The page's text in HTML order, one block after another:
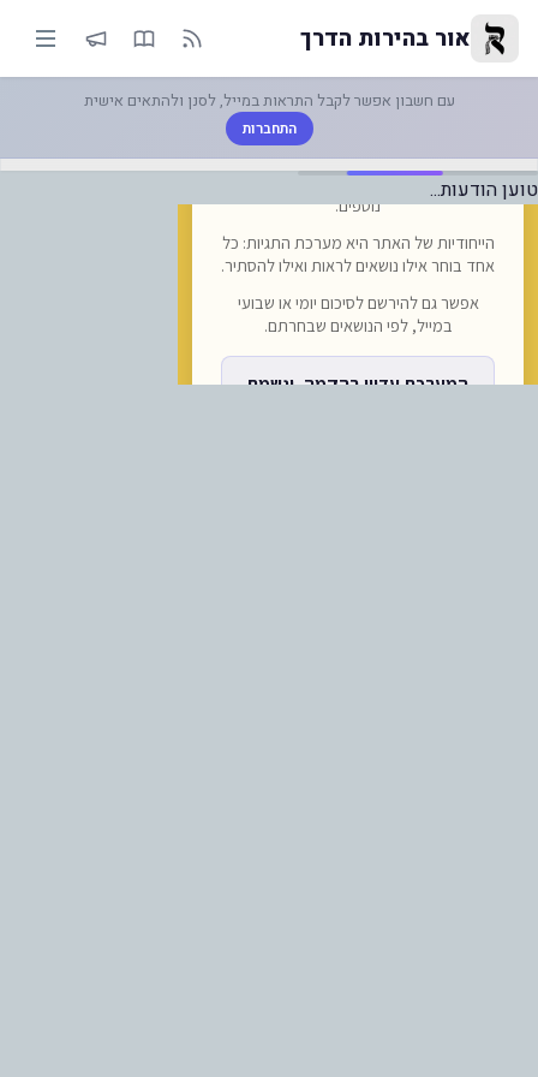
שעות אחרונות להרשמה לאירוע
אור בהירות הדרך
עם חשבון אפשר לקבל התראות במייל, לסנן ולהתאים אישית
התחברות
טוען הודעות...